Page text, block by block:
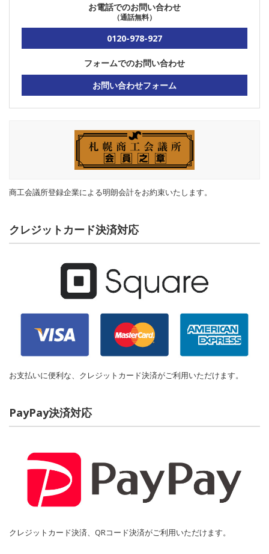
お電話でのお問い合わせ
（通話無料）
0120-978-927
フォームでのお問い合わせ
お問い合わせフォーム
商工会議所登録企業による明朗会計をお約束いたします。
クレジットカード決済対応
お支払いに便利な、クレジットカード決済がご利用いただけます。
PayPay決済対応
クレジットカード決済、QRコード決済がご利用いただけます。